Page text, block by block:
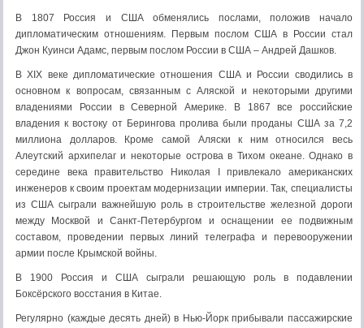
В 1807 Россия и США обменялись послами, положив начало
дипломатическим отношениям. Первым послом США в России стал
Джон Куинси Адамс, первым послом России в США – Андрей Дашков.
В XIX веке дипломатические отношения США и России сводились в
основном к вопросам, связанным с Аляской и некоторыми другими
владениями России в Северной Америке. В 1867 все российские
владения к востоку от Берингова пролива были проданы США за 7,2
миллиона долларов. Кроме самой Аляски к ним относился весь
Алеутский архипелаг и некоторые острова в Тихом океане. Однако в
середине века правительство Николая I привлекало американских
инженеров к своим проектам модернизации империи. Так, специалисты
из США сыграли важнейшую роль в строительстве железной дороги
между Москвой и Санкт-Петербургом и оснащении ее подвижным
составом, проведении первых линий телеграфа и перевооружении
армии после Крымской войны.
В 1900 Россия и США сыграли решающую роль в подавлении
Боксёрского восстания в Китае.
Регулярно (каждые десять дней) в Нью-Йорк прибывали пассажирские